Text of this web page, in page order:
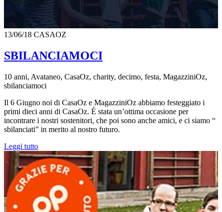
13/06/18 CASAOZ
SBILANCIAMOCI
10 anni, Avataneo, CasaOz, charity, decimo, festa, MagazziniOz,
sbilanciamoci
Il 6 Giugno noi di CasaOz e MagazziniOz abbiamo festeggiato i
primi dieci anni di CasaOz. É stata un’ottima occasione per
incontrare i nostri sostenitori, che poi sono anche amici, e ci siamo “
sbilanciati” in merito al nostro futuro.
Leggi tutto